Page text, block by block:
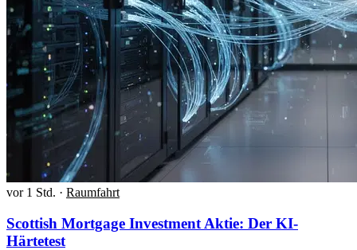
vor 1 Std. · Raumfahrt
Scottish Mortgage Investment Aktie: Der KI-
Härtetest